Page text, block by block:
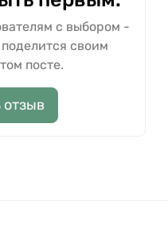
с выбором -
своим
посте.